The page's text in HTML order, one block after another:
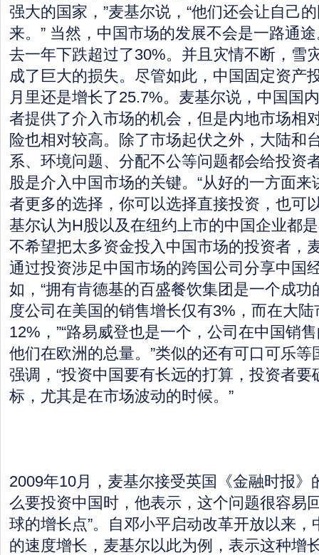
强大的国家，”麦基尔说，“他们还会让自己
来。” 当然，中国市场的发展不会是一路通
去一年下跌超过了30%。并且灾情不断，雪
成了巨大的损失。尽管如此，中国固定资产
月里还是增长了25.7%。麦基尔说，中国国
者提供了介入市场的机会，但是内地市场相
险也相对较高。除了市场起伏之外，大陆和
系、环境问题、分配不公等问题都会给投资
股是介入中国市场的关键。“从好的一方面
者更多的选择，你可以选择直接投资，也可
基尔认为H股以及在纽约上市的中国企业都
不希望把太多资金投入中国市场的投资者，
通过投资涉足中国市场的跨国公司分享中国
如，“拥有肯德基的百盛餐饮集团是一个成
度公司在美国的销售增长仅有3%，而在大
12%，”“路易威登也是一个，公司在中国销
他们在欧洲的总量。”类似的还有可口可乐
强调，“投资中国要有长远的打算，投资者要
标，尤其是在市场波动的时候。”
2009年10月，麦基尔接受英国《金融时报》
么要投资中国时，他表示，这个问题很容易
球的增长点”。自邓小平启动改革开放以来
的速度增长，麦基尔以此为例，表示这种增